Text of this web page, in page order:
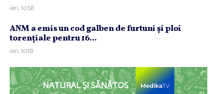
ieri, 10:58
ANM a emis un cod galben de furtuni şi ploi
torenţiale pentru 16...
ieri, 10:18
NATURAL ȘI SĂNĂTOS